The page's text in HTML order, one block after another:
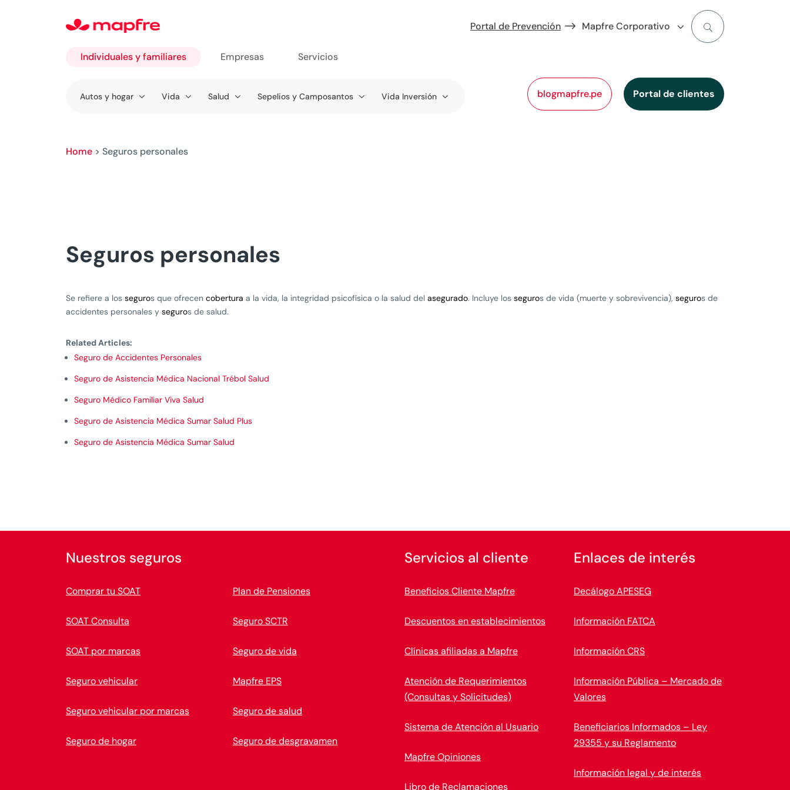
Portal de Prevención Mapfre Corporativo
blogmapfre.pe Portal de clientes
Individuales y familiares
Ir a
Autos y hogar Vida Salud Sepelios y Camposantos Vida Inversión
Empresas Servicios
Home > Seguros personales
Seguros personales
Se refiere a los seguros que ofrecen cobertura a la vida, la integridad psicofísica o la salud del asegurado. Incluye los seguros de vida (muerte y sobrevivencia), seguros de
accidentes personales y seguros de salud.
Related Articles:
Seguro de Accidentes Personales
Seguro de Asistencia Médica Nacional Trébol Salud
Seguro Médico Familiar Viva Salud
Seguro de Asistencia Médica Sumar Salud Plus
Seguro de Asistencia Médica Sumar Salud
Nuestros seguros
Comprar tu SOAT
SOAT Consulta
SOAT por marcas
Seguro vehicular
Seguro vehicular por marcas
Seguro de hogar
Plan de Pensiones
Seguro SCTR
Seguro de vida
Mapfre EPS
Seguro de salud
Seguro de desgravamen
Servicios al cliente
Beneficios Cliente Mapfre
Descuentos en establecimientos
Clínicas afiliadas a Mapfre
Atención de Requerimientos
(Consultas y Solicitudes)
Sistema de Atención al Usuario
Mapfre Opiniones
Libro de Reclamaciones
Enlaces de interés
Decálogo APESEG
Información FATCA
Información CRS
Información Pública – Mercado de
Valores
Beneficiarios Informados – Ley
29355 y su Reglamento
Información legal y de interés